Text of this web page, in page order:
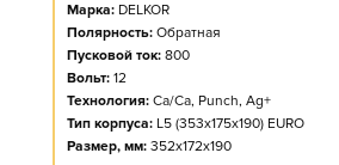
Марка: DELKOR
Полярность: Обратная
Пусковой ток: 800
Вольт: 12
Технология: Ca/Ca, Punch, Ag+
Тип корпуса: L5 (353x175x190) EURO
Размер, мм: 352x172x190